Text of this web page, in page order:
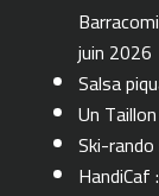
juin 2026
Salsa
Un
Ski-